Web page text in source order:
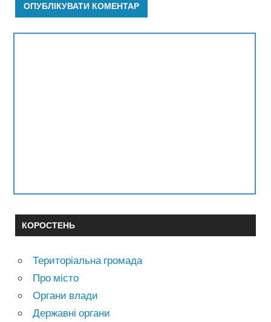
КОРОСТЕНЬ
Територіальна громада
Про місто
Органи влади
Державні органи